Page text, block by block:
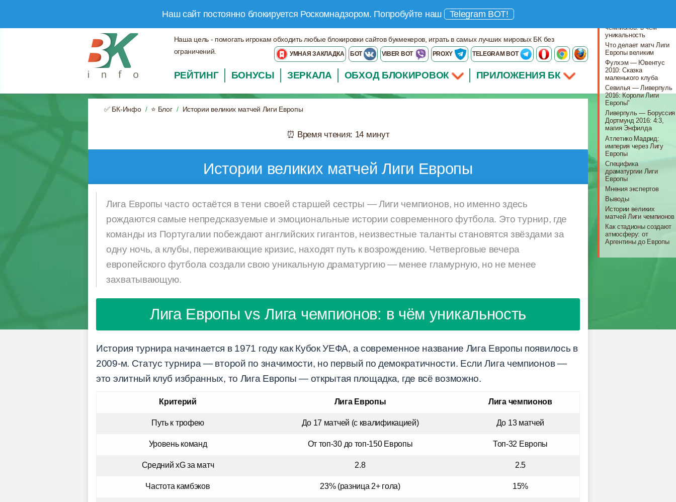
Наш сайт постоянно блокируется Роскомнадзором. Попробуйте наш Telegram BOT!
Наша цель - помогать игрокам обходить любые блокировки сайтов букмекеров, играть в самых лучших мировых БК без
ограничений.
TELEGRAM BOT
PROXY
VIBER BOT
БОТ
УМНАЯ ЗАКЛАДКА
РЕЙТИНГ БОНУСЫ ЗЕРКАЛА ОБХОД БЛОКИРОВОК ПРИЛОЖЕНИЯ БК
✅ БК-Инфо ⭐ Блог Истории великих матчей Лиги Европы
⏰ Время чтения: 14 минут
Истории великих матчей Лиги Европы
Лига Европы часто остаётся в тени своей старшей сестры — Лиги чемпионов, но именно здесь
рождаются самые непредсказуемые и эмоциональные истории современного футбола. Это турнир, где
команды из Португалии побеждают английских гигантов, неизвестные таланты становятся звёздами за
одну ночь, а клубы, переживающие кризис, находят путь к возрождению. Четверговые вечера
европейского футбола создали свою уникальную драматургию — менее гламурную, но не менее
захватывающую.
Лига Европы vs Лига чемпионов: в чём уникальность
История турнира начинается в 1971 году как Кубок УЕФА, а современное название Лига Европы появилось в
2009-м. Статус турнира — второй по значимости, но первый по демократичности. Если Лига чемпионов —
это элитный клуб избранных, то Лига Европы — открытая площадка, где всё возможно.
Критерий Лига Европы Лига чемпионов
Путь к трофею До 17 матчей (с квалификацией) До 13 матчей
Уровень команд От топ-30 до топ-150 Европы Топ-32 Европы
Средний xG за матч 2.8 2.5
Частота камбэков 23% (разница 2+ гола) 15%
чемпионов: в чём
уникальность
Что делает матч Лиги
Европы великим
Фулхэм — Ювентус
2010: Сказка
маленького клуба
Севилья — Ливерпуль
2016: Короли Лиги
Европы"
Ливерпуль — Боруссия
Дортмунд 2016: 4:3,
магия Энфилда
Атлетико Мадрид:
империя через Лигу
Европы
Специфика
драматургии Лиги
Европы
Мнения экспертов
Выводы
Истории великих
матчей Лиги чемпионов
Как стадионы создают
атмосферу: от
Аргентины до Европы